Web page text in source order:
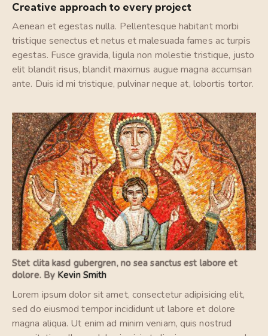
Creative approach to every project
Aenean et egestas nulla. Pellentesque habitant morbi
tristique senectus et netus et malesuada fames ac turpis
egestas. Fusce gravida, ligula non molestie tristique, justo
elit blandit risus, blandit maximus augue magna accumsan
ante. Duis id mi tristique, pulvinar neque at, lobortis tortor.
Stet clita kasd gubergren, no sea sanctus est labore et
dolore. By Kevin Smith
Lorem ipsum dolor sit amet, consectetur adipisicing elit,
sed do eiusmod tempor incididunt ut labore et dolore
magna aliqua. Ut enim ad minim veniam, quis nostrud